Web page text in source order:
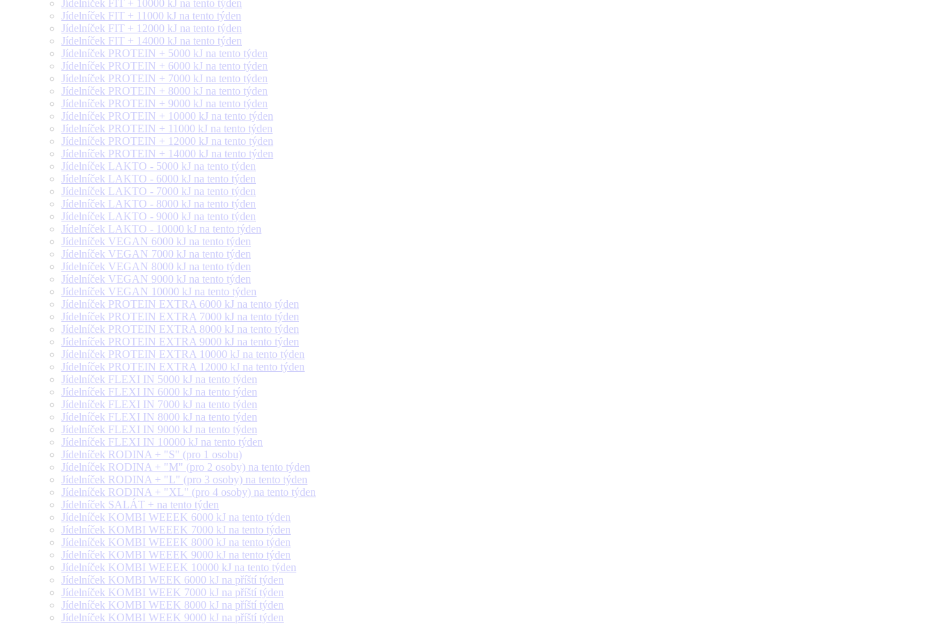
Jídelníček FIT + 10000 kJ na tento týden
Jídelníček FIT + 11000 kJ na tento týden
Jídelníček FIT + 12000 kJ na tento týden
Jídelníček FIT + 14000 kJ na tento týden
Jídelníček PROTEIN + 5000 kJ na tento týden
Jídelníček PROTEIN + 6000 kJ na tento týden
Jídelníček PROTEIN + 7000 kJ na tento týden
Jídelníček PROTEIN + 8000 kJ na tento týden
Jídelníček PROTEIN + 9000 kJ na tento týden
Jídelníček PROTEIN + 10000 kJ na tento týden
Jídelníček PROTEIN + 11000 kJ na tento týden
Jídelníček PROTEIN + 12000 kJ na tento týden
Jídelníček PROTEIN + 14000 kJ na tento týden
Jídelníček LAKTO - 5000 kJ na tento týden
Jídelníček LAKTO - 6000 kJ na tento týden
Jídelníček LAKTO - 7000 kJ na tento týden
Jídelníček LAKTO - 8000 kJ na tento týden
Jídelníček LAKTO - 9000 kJ na tento týden
Jídelníček LAKTO - 10000 kJ na tento týden
Jídelníček VEGAN 6000 kJ na tento týden
Jídelníček VEGAN 7000 kJ na tento týden
Jídelníček VEGAN 8000 kJ na tento týden
Jídelníček VEGAN 9000 kJ na tento týden
Jídelníček VEGAN 10000 kJ na tento týden
Jídelníček PROTEIN EXTRA 6000 kJ na tento týden
Jídelníček PROTEIN EXTRA 7000 kJ na tento týden
Jídelníček PROTEIN EXTRA 8000 kJ na tento týden
Jídelníček PROTEIN EXTRA 9000 kJ na tento týden
Jídelníček PROTEIN EXTRA 10000 kJ na tento týden
Jídelníček PROTEIN EXTRA 12000 kJ na tento týden
Jídelníček FLEXI IN 5000 kJ na tento týden
Jídelníček FLEXI IN 6000 kJ na tento týden
Jídelníček FLEXI IN 7000 kJ na tento týden
Jídelníček FLEXI IN 8000 kJ na tento týden
Jídelníček FLEXI IN 9000 kJ na tento týden
Jídelníček FLEXI IN 10000 kJ na tento týden
Jídelníček RODINA + "S" (pro 1 osobu)
Jídelníček RODINA + "M" (pro 2 osoby) na tento týden
Jídelníček RODINA + "L" (pro 3 osoby) na tento týden
Jídelníček RODINA + "XL" (pro 4 osoby) na tento týden
Jídelníček SALÁT + na tento týden
Jídelníček KOMBI WEEEK 6000 kJ na tento týden
Jídelníček KOMBI WEEEK 7000 kJ na tento týden
Jídelníček KOMBI WEEEK 8000 kJ na tento týden
Jídelníček KOMBI WEEEK 9000 kJ na tento týden
Jídelníček KOMBI WEEEK 10000 kJ na tento týden
Jídelníček KOMBI WEEK 6000 kJ na příští týden
Jídelníček KOMBI WEEK 7000 kJ na příští týden
Jídelníček KOMBI WEEK 8000 kJ na příští týden
Jídelníček KOMBI WEEK 9000 kJ na příští týden